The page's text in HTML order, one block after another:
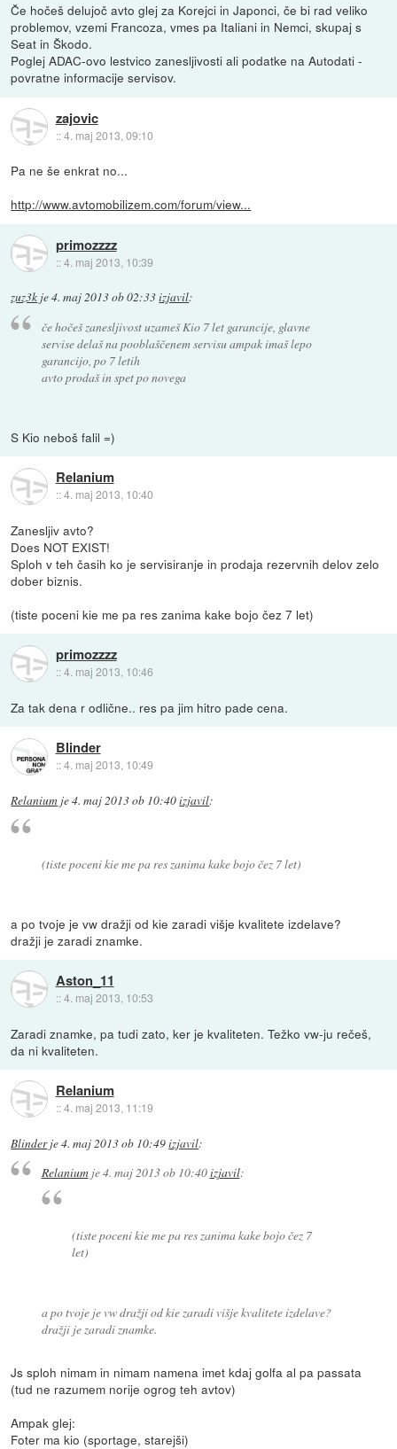
Če hočeš delujoč avto glej za Korejci in Japonci, če bi rad veliko
problemov, vzemi Francoza, vmes pa Italiani in Nemci, skupaj s
Seat in Škodo.
Poglej ADAC-ovo lestvico zanesljivosti ali podatke na Autodati -
povratne informacije servisov.
zajovic
::4. maj 2013, 09:10
Pa ne še enkrat no...
http://www.avtomobilizem.com/forum/view...
primozzzz
::4. maj 2013, 10:39
zuz3k je4. maj 2013 ob 02:33izjavil:
če hočeš zanesljivost uzameš Kio 7 let garancije, glavne
servise delaš na pooblaščenem servisu ampak imaš lepo
garancijo, po 7 letih
avto prodaš in spet po novega
S Kio neboš falil =)
Relanium
::4. maj 2013, 10:40
Zanesljiv avto?
Does NOT EXIST!
Sploh v teh časih ko je servisiranje in prodaja rezervnih delov zelo
dober biznis.
(tiste poceni kie me pa res zanima kake bojo čez 7 let)
primozzzz
::4. maj 2013, 10:46
Za tak dena r odlične.. res pa jim hitro pade cena.
Blinder
::4. maj 2013, 10:49
Relanium je4. maj 2013 ob 10:40izjavil:
(tiste poceni kie me pa res zanima kake bojo čez 7 let)
a po tvoje je vw dražji od kie zaradi višje kvalitete izdelave?
dražji je zaradi znamke.
Aston_11
::4. maj 2013, 10:53
Zaradi znamke, pa tudi zato, ker je kvaliteten. Težko vw-ju rečeš,
da ni kvaliteten.
Relanium
::4. maj 2013, 11:19
Blinderje4. maj 2013 ob 10:49izjavil:
Relaniumje4. maj 2013 ob 10:40izjavil:
(tiste poceni kie me pa res zanima kake bojo čez 7
let)
a po tvoje je vw dražji od kie zaradi višje kvalitete izdelave?
dražji je zaradi znamke.
Js sploh nimam in nimam namena imet kdaj golfa al pa passata
(tud ne razumem norije ogrog teh avtov)
Ampak glej:
Foter ma kio (sportage, starejši)